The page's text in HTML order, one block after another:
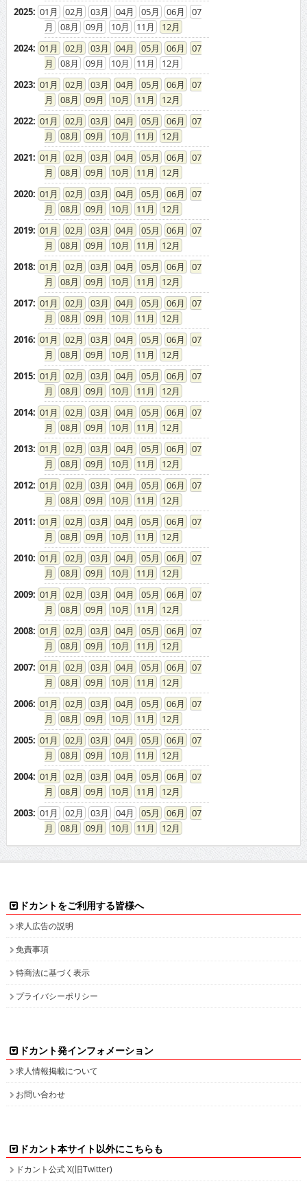
2025: 01 02 03 04 05 06
07
08
09 10 11
12
2024: 01 02 03 04 05 06
07
08
09 10 11
12
2023: 01 02 03 04 05 06
07
08
09 10 11
12
2022: 01 02 03 04 05 06
07
08
09 10 11
12
2021: 01 02 03 04 05 06
07
08
09 10 11
12
2020: 01 02 03 04 05 06
07
08
09 10 11
12
2019: 01 02 03 04 05 06
07
08
09 10 11
12
2018: 01 02 03 04 05 06
07
08
09 10 11
12
2017: 01 02 03 04 05 06
07
08
09 10 11
12
2016: 01 02 03 04 05 06
07
08
09 10 11
12
2015: 01 02 03 04 05 06
07
08
09 10 11
12
2014: 01 02 03 04 05 06
07
08
09 10 11
12
2013: 01 02 03 04 05 06
07
08
09 10 11
12
2012: 01 02 03 04 05 06
07
08
09 10 11
12
2011: 01 02 03 04 05 06
07
08
09 10 11
12
2010: 01 02 03 04 05 06
07
08
09 10 11
12
2009: 01 02 03 04 05 06
07
08
09 10 11
12
2008: 01 02 03 04 05 06
07
08
09 10 11
12
2007: 01 02 03 04 05 06
07
08
09 10 11
12
2006: 01 02 03 04 05 06
07
08
09 10 11
12
2005: 01 02 03 04 05 06
07
08
09 10 11
12
2004: 01 02 03 04 05 06
07
08
09 10 11
12
2003: 01 02 03 04 05 06
07
08
09 10 11 12
ドカントをご利用する皆様へ
求人広告の説明
免責事項
特商法に基づく表示
プライバシーポリシー
ドカント発インフォメーション
求人情報掲載について
お問い合わせ
ドカント本サイト以外にこちらも
ドカント公式 X(旧Twitter)